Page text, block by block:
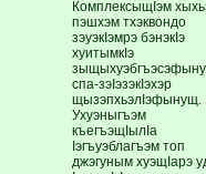
КомплексыщIэм
пэшхэм тхэквондо
зэуэкIэмрэ бэнэкIэ
хуитымкIэ
спа-зэIэзэкIэхэр
щызэпхьэлIэфынущ.
Ухуэныгъэм
къегъэщIылIа
Iэгъуэблагъэм топ
джэгуным хуэщIарэ